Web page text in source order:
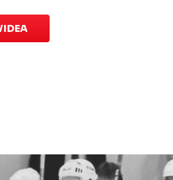
dresů končí v neděli 11.
na náhradním